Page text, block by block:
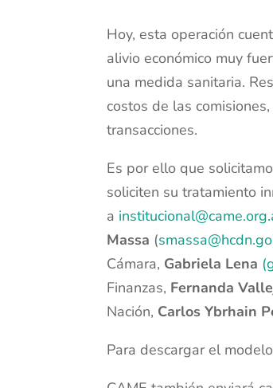
Hoy, esta operación
alivio económico muy
una medida sanitaria.
costos de las
transacciones.
Es por ello que
soliciten su tratamiento
a
Massa (
Cámara, Gabriela Lena
Finanzas, Fernanda
Nación, Carlos Ybrhain
Para descargar el